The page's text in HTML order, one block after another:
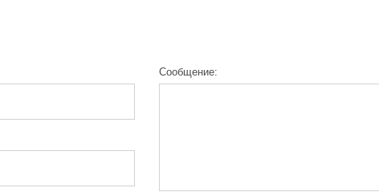
Сообщение: